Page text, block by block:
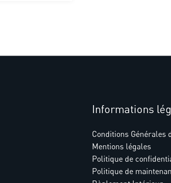
Informations
Conditions Générales
Mentions légales
Politique de
Politique de